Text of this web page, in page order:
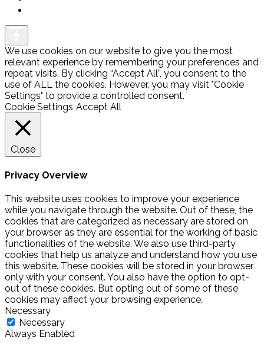
We use cookies on our website to give you the most
relevant experience by remembering your preferences and
repeat visits. By clicking “Accept All”, you consent to the
use of ALL the cookies. However, you may visit "Cookie
Settings" to provide a controlled consent.
Cookie Settings Accept All
Close
Privacy Overview
This website uses cookies to improve your experience
while you navigate through the website. Out of these, the
cookies that are categorized as necessary are stored on
your browser as they are essential for the working of basic
functionalities of the website. We also use third-party
cookies that help us analyze and understand how you use
this website. These cookies will be stored in your browser
only with your consent. You also have the option to opt-
out of these cookies. But opting out of some of these
cookies may affect your browsing experience.
Necessary
Necessary
Always Enabled